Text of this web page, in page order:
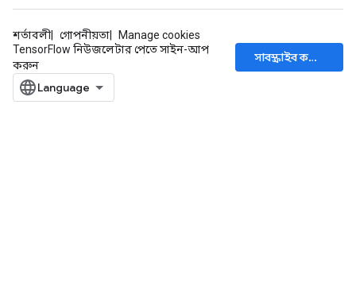
শর্তাবলী গোপনীয়তা
Manage cookies
TensorFlow নিউজলেটার পেতে সাইন-আপ
করুন
সাবস্ক্রাইব করুন